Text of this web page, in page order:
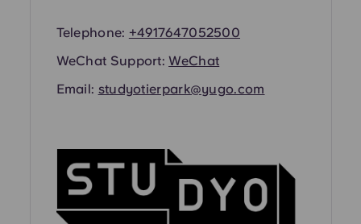
Telephone: +4917647052500
WeChat Support:WeChat
Email: studyotierpark@yugo.com